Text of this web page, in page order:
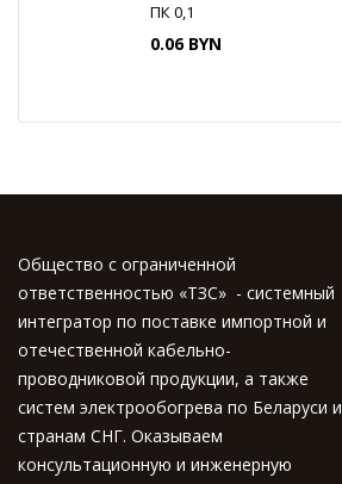
ПК 0,1
0.06 BYN
Общество с ограниченной
ответственностью «ТЗС» - системный
интегратор по поставке импортной и
отечественной кабельно-
проводниковой продукции, а также
систем электрообогрева по Беларуси и
странам СНГ. Оказываем
консультационную и инженерную